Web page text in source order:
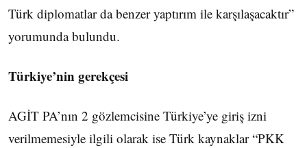
Türk diplomatlar da benzer yaptırım ile karşılaşacaktır”
yorumunda bulundu.
Türkiye’nin gerekçesi
AGİT PA’nın 2 gözlemcisine Türkiye’ye giriş izni
verilmemesiyle ilgili olarak ise Türk kaynaklar “PKK